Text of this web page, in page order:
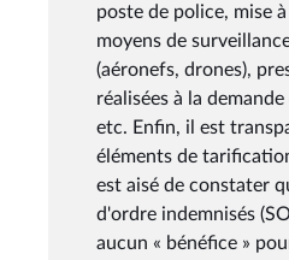
poste de police, mise
moyens de
(aéronefs, drones),
réalisées à la
etc. Enfin, il est
éléments de
est aisé de constater
d'ordre indemnisés
aucun « bénéfice »